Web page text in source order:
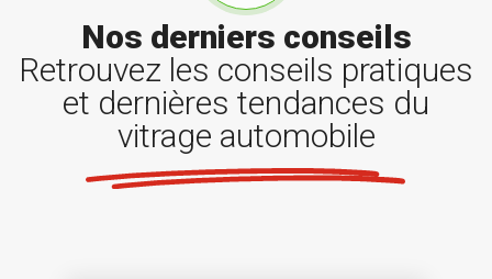
Nos derniers conseils
Retrouvez les conseils pratiques
et dernières tendances du
vitrage automobile